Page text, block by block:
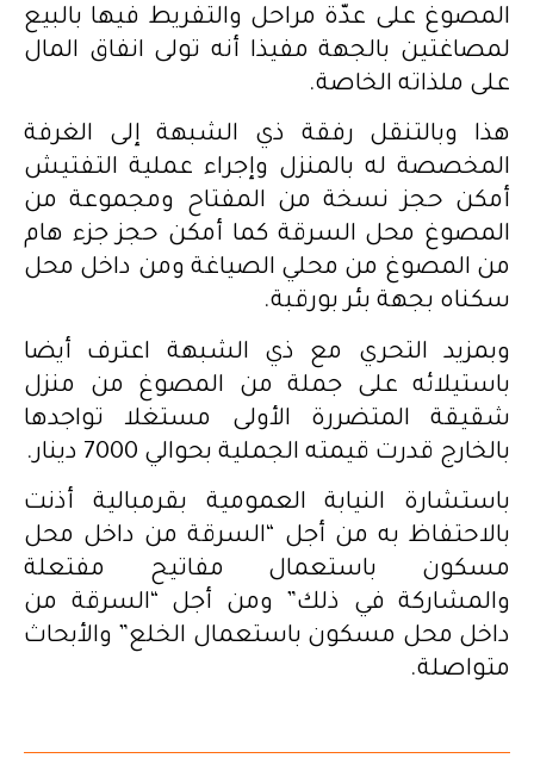
المصوغ على عدّة مراحل والتفريط فيها بالبيع
لمصاغتين بالجهة مفيذا أنه تولى انفاق المال
على ملذاته الخاصة.
هذا وبالتنقل رفقة ذي الشبهة إلى الغرفة
المخصصة له بالمنزل وإجراء عملية التفتيش
أمكن حجز نسخة من المفتاح ومجموعة من
المصوغ محل السرقة كما أمكن حجز جزء هام
من المصوغ من محلي الصياغة ومن داخل محل
سكناه بجهة بئر بورقبة.
وبمزيد التحري مع ذي الشبهة اعترف أيضا
باستيلائه على جملة من المصوغ من منزل
شقيقة المتضررة الأولى مستغلا تواجدها
بالخارج قدرت قيمته الجملية بحوالي 7000 دينار.
باستشارة النيابة العمومية بقرمبالية أذنت
بالاحتفاظ به من أجل “السرقة من داخل محل
مسكون باستعمال مفاتيح مفتعلة
والمشاركة في ذلك” ومن أجل “السرقة من
داخل محل مسكون باستعمال الخلع” والأبحاث
متواصلة.